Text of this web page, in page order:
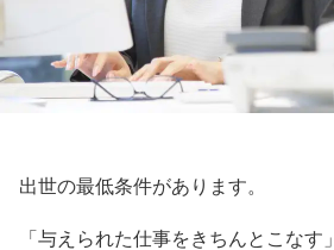
出世の最低条件があります。
「与えられた仕事をきちんとこなす」